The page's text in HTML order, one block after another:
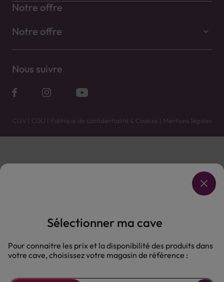
Notre offre
Notre offre
Nous suivre
CGV | CGU | Politique de confidentialité & Cookies | Mentions légales
Vente uniquement en caves. Contactez votre caviste pour plus de renseignements.
L'ABUS D'ALCOOL EST DANGEREUX POUR LA SANTÉ, À CONSOMMER AVEC MODÉRATION.
Sélectionner ma cave
Pour connaitre les prix et la disponibilité des produits dans
votre cave, choisissez votre magasin de référence :